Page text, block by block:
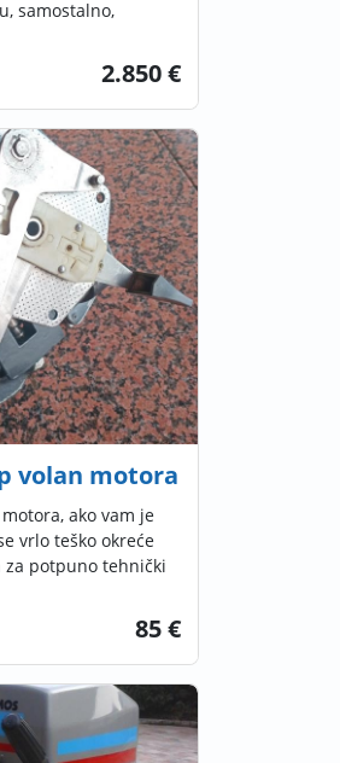
samostalno,
2.850 €
volan motora
ako vam je
vrlo teško okreće
potpuno tehnički
85 €